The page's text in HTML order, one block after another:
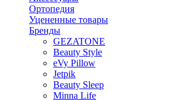
Ортопедия
Уцененные товары
Бренды
GEZATONE
Beauty Style
eVy Pillow
Jetpik
Beauty Sleep
Minna Life